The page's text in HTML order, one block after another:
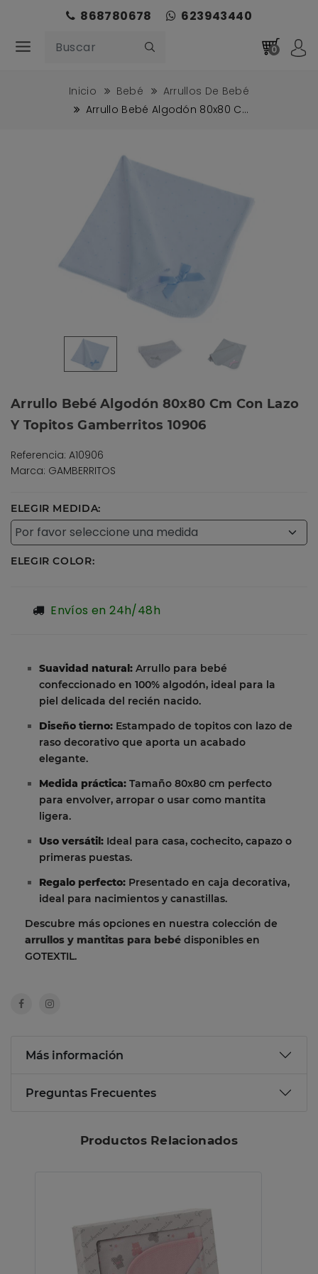
868780678 623943440
0
Inicio Bebé
Arrullos De Bebé
Arrullo Bebé Algodón 80x80 C...
Arrullo Bebé Algodón 80x80 Cm Con Lazo
Y Topitos Gamberritos 10906
Referencia: A10906
Marca: GAMBERRITOS
ELEGIR MEDIDA:
ELEGIR COLOR:
Envíos en 24h/48h
Suavidad natural: Arrullo para bebé
confeccionado en 100% algodón, ideal para la
piel delicada del recién nacido.
Diseño tierno: Estampado de topitos con lazo de
raso decorativo que aporta un acabado
elegante.
Medida práctica: Tamaño 80x80 cm perfecto
para envolver, arropar o usar como mantita
ligera.
Uso versátil: Ideal para casa, cochecito, capazo o
primeras puestas.
Regalo perfecto: Presentado en caja decorativa,
ideal para nacimientos y canastillas.
Descubre más opciones en nuestra colección de
arrullos y mantitas para bebé disponibles en
GOTEXTIL.
Más información
Preguntas Frecuentes
Productos Relacionados